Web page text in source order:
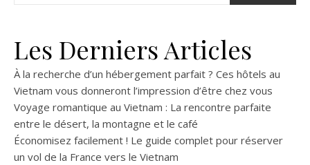
Les Derniers Articles
À la recherche d’un hébergement parfait ? Ces hôtels au
Vietnam vous donneront l’impression d’être chez vous
Voyage romantique au Vietnam : La rencontre parfaite
entre le désert, la montagne et le café
Économisez facilement ! Le guide complet pour réserver
un vol de la France vers le Vietnam